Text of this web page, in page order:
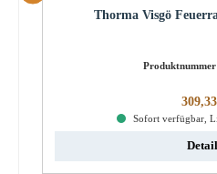
Thorma Visgö
Sofort verfügbar,